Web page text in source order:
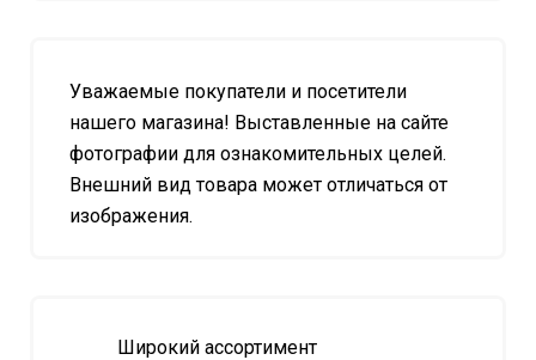
Уважаемые покупатели и посетители
нашего магазина! Выставленные на сайте
фотографии для ознакомительных целей.
Внешний вид товара может отличаться от
изображения.
Широкий ассортимент